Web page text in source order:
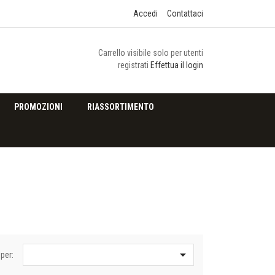
Accedi Contattaci
Carrello visibile solo per utenti
registrati Effettua il login
PROMOZIONI RIASSORTIMENTO
